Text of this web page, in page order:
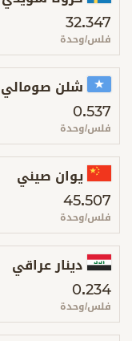
32.347
فلس/وحدة
شلن صومالي
0.537
فلس/وحدة
يوان صيني
45.507
فلس/وحدة
دينار عراقي
0.234
فلس/وحدة